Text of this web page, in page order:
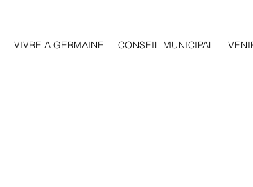
VIVRE A GERMAINE CONSEIL MUNICIPAL